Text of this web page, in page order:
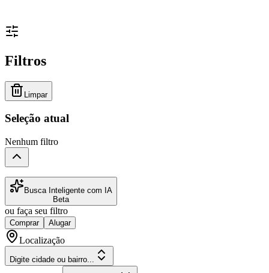
Filtros
Limpar
Seleção atual
Nenhum filtro
Busca Inteligente com IA
Beta
ou faça seu filtro
Comprar Alugar
Localização
Digite cidade ou bairro...